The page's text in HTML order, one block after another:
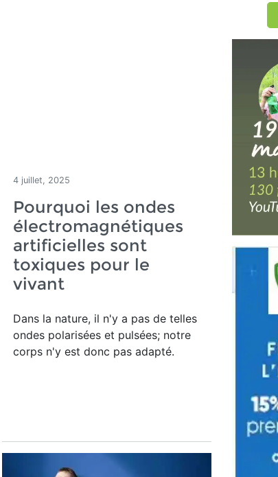
4 juillet, 2025
Pourquoi les ondes
électromagnétiques
artificielles sont
toxiques pour le
vivant
Dans la nature, il n'y a pas de telles
ondes polarisées et pulsées; notre
corps n'y est donc pas adapté.